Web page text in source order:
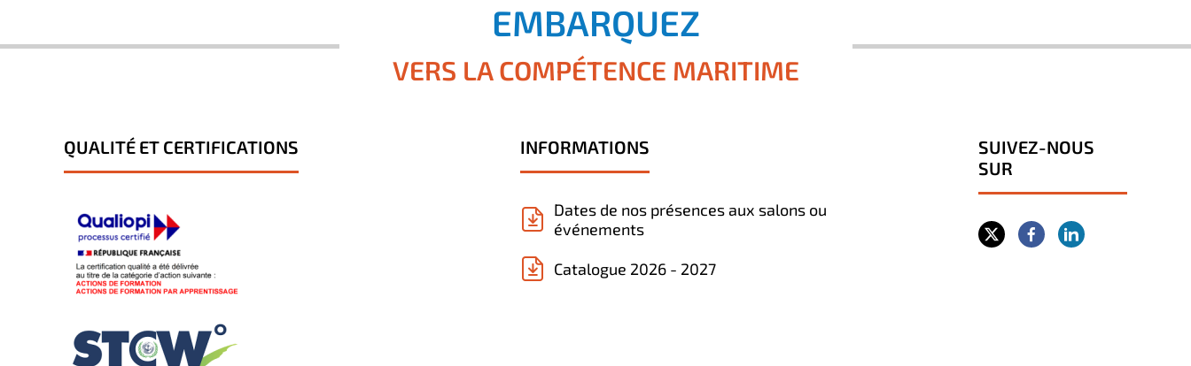
EMBARQUEZ
VERS LA COMPÉTENCE MARITIME
QUALITÉ ET CERTIFICATIONS INFORMATIONS
Dates de nos présences aux salons ou
événements
Catalogue 2026 - 2027
SUIVEZ-NOUS
SUR